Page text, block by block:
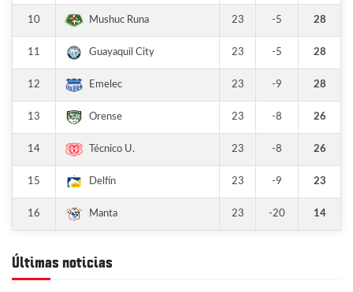
10 Mushuc Runa 23 -5 28
11 Guayaquil City 23 -5 28
12 Emelec 23 -9 28
13 Orense 23 -8 26
14 Técnico U. 23 -8 26
15 Delfín 23 -9 23
16 Manta 23 -20 14
Últimas noticias